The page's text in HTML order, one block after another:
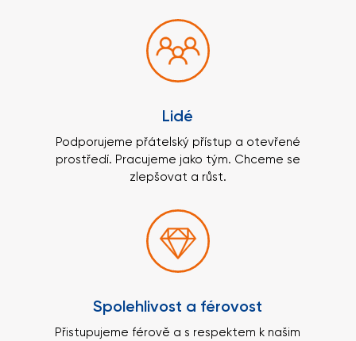
Lidé
Podporujeme přátelský přístup a otevřené
prostředí. Pracujeme jako tým. Chceme se
zlepšovat a růst.
Spolehlivost a férovost
Přistupujeme férově a s respektem k našim